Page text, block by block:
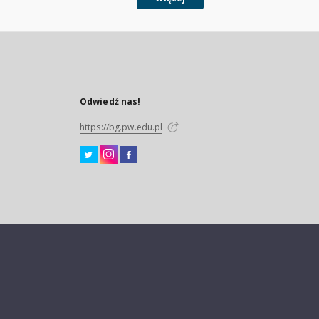
Odwiedź nas!
https://bg.pw.edu.pl